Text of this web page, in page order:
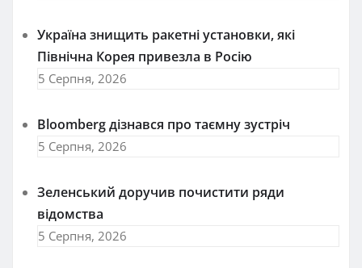
Україна знищить ракетні установки, які
Північна Корея привезла в Росію
5 Серпня, 2026
Bloomberg дізнався про таємну зустріч
5 Серпня, 2026
Зеленський доручив почистити ряди
відомства
5 Серпня, 2026